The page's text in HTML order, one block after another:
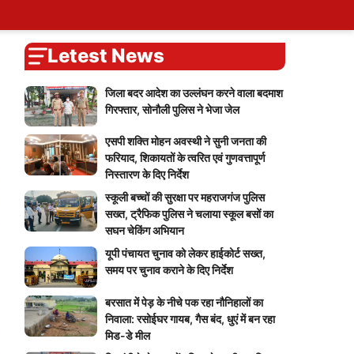
Letest News
जिला बदर आदेश का उल्लंघन करने वाला बदमाश
गिरफ्तार, सोनौली पुलिस ने भेजा जेल
एसपी शक्ति मोहन अवस्थी ने सुनी जनता की
फरियाद, शिकायतों के त्वरित एवं गुणवत्तापूर्ण
निस्तारण के दिए निर्देश
स्कूली बच्चों की सुरक्षा पर महराजगंज पुलिस
सख्त, ट्रैफिक पुलिस ने चलाया स्कूल बसों का
सघन चेकिंग अभियान
यूपी पंचायत चुनाव को लेकर हाईकोर्ट सख्त,
समय पर चुनाव कराने के दिए निर्देश
बरसात में पेड़ के नीचे पक रहा नौनिहालों का
निवाला: रसोईघर गायब, गैस बंद, धुएं में बन रहा
मिड-डे मील